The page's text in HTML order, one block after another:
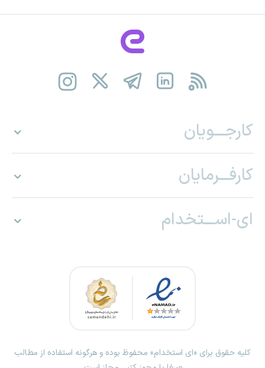
کارجـــویان
کارفـــرمایان
ای-اســـتخدام
کلیه حقوق برای «ای استخدام» محفوظ بوده و هرگونه استفاده از مطالب